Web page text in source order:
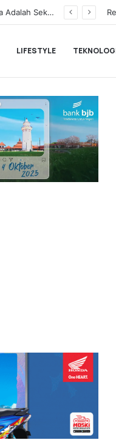
BLACKPINK Gelar Meet & Greet Spesial Rayakan Anniversary ke-10, Ini Syarat dan Jadwalnya
LIFESTYLE